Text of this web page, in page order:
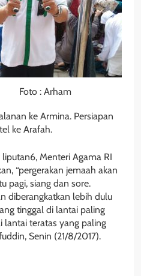
Foto : Arham
ke Armina. Persiapan
ke Arafah.
Menteri Agama RI
“pergerakan jemaah akan
pagi, siang dan sore.
diberangkatkan lebih dulu
tinggal di lantai paling
lantai teratas yang paling
Senin (21/8/2017).